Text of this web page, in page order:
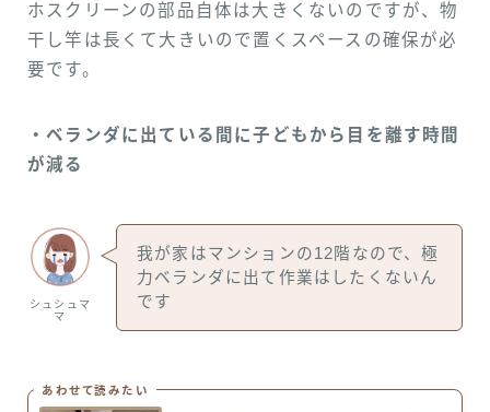
ホスクリーンの部品自体は大きくないのですが、物
干し竿は長くて大きいので置くスペースの確保が必
要です。
・ベランダに出ている間に子どもから目を離す時間
が減る
シュシュマ
マ
我が家はマンションの12階なので、極
力ベランダに出て作業はしたくないん
です
あわせて読みたい